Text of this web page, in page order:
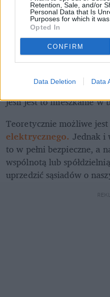
Retention, Sale, and/or
Personal Data that Is
Purposes for which it was
Opted In
CONFIRM
Data Deletion Data
Alternatywą dla
grill na balkonie.
zakazane, ale to nie
mandatu z tego tytułu.
ognia w miejscu
materiałów palnych albo
balkon nie jest
jeśli jest to mieszkanie w
Teoretycznie możliwe
elektrycznego. Jednak i
to w pełni bezpieczne, a
wspólnotą lub
uprzedzić sąsiadów o